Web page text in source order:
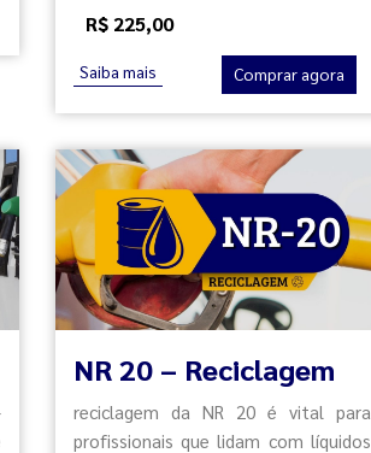
R$ 225,00
Saiba mais Comprar agora
NR 20 – Reciclagem
reciclagem da NR 20 é vital para
profissionais que lidam com líquidos